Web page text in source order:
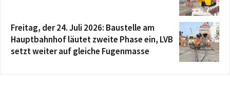
Freitag, der 24. Juli 2026: Baustelle am
Hauptbahnhof läutet zweite Phase ein, LVB
setzt weiter auf gleiche Fugenmasse